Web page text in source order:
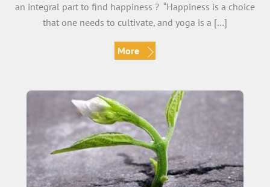
an integral part to find happiness ? “Happiness is a choice
that one needs to cultivate, and yoga is a […]
More